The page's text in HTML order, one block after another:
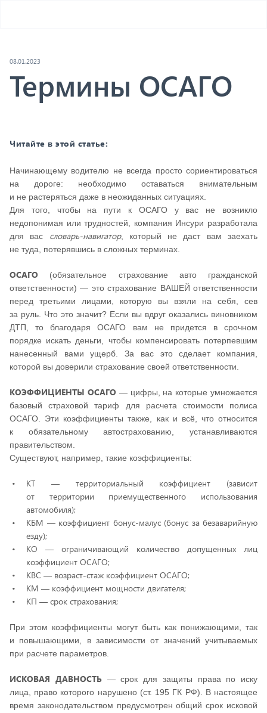
08.01.2023
Термины ОСАГО
Читайте в этой статье:
Начинающему водителю не всегда просто сориентироваться
на дороге: необходимо оставаться внимательным
и не растеряться даже в неожиданных ситуациях.
Для того, чтобы на пути к ОСАГО у вас не возникло
недопонимая или трудностей, компания Инсури разработала
для вас словарь-навигатор, который не даст вам заехать
не туда, потерявшись в сложных терминах.
ОСАГО
(обязательное страхование авто гражданской
ответственности) — это страхование ВАШЕЙ ответственности
перед третьими лицами, которую вы взяли на себя, сев
за руль. Что это значит? Если вы вдруг оказались виновником
ДТП, то благодаря ОСАГО вам не придется в срочном
порядке искать деньги, чтобы компенсировать потерпевшим
нанесенный вами ущерб. За вас это сделает компания,
которой вы доверили страхование своей ответственности.
КОЭФФИЦИЕНТЫ ОСАГО — цифры, на которые умножается
базовый страховой тариф для расчета стоимости полиса
ОСАГО. Эти коэффициенты также, как и всё, что относится
к обязательному автострахованию, устанавливаются
правительством.
Существуют, например, такие коэффициенты:
КТ — территориальный коэффициент (зависит
от территории приемущественного использования
автомобиля);
КБМ — коэффициент бонус-малус (бонус за безаварийную
езду);
КО — ограничивающий количество допущенных лиц
коэффициент ОСАГО;
КВС — возраст-стаж коэффициент ОСАГО;
КМ — коэффициент мощности двигателя;
КП — срок страхования;
При этом коэффициенты могут быть как понижающими, так
и повышающими, в зависимости от значений учитываемых
при расчете параметров.
ИСКОВАЯ ДАВНОСТЬ— срок для защиты права по иску
лица, право которого нарушено (ст. 195 ГК РФ). В настоящее
время законодательством предусмотрен общий срок исковой